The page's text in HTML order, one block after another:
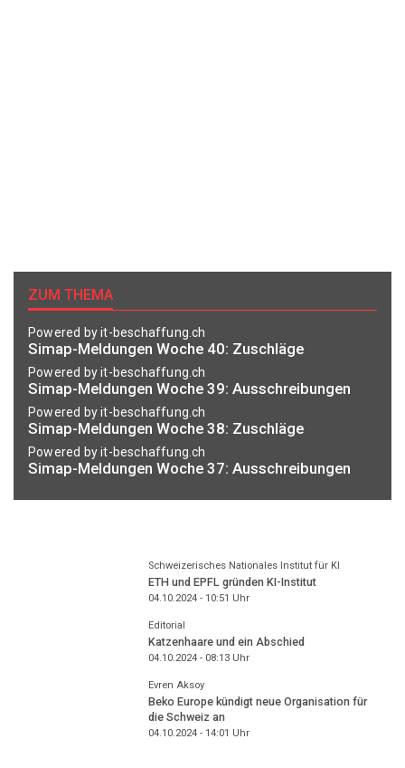
ZUM THEMA
Powered by it-beschaffung.ch
Simap-Meldungen Woche 40: Zuschläge
Powered by it-beschaffung.ch
Simap-Meldungen Woche 39: Ausschreibungen
Powered by it-beschaffung.ch
Simap-Meldungen Woche 38: Zuschläge
Powered by it-beschaffung.ch
Simap-Meldungen Woche 37: Ausschreibungen
Schweizerisches Nationales Institut für KI
ETH und EPFL gründen KI-Institut
04.10.2024 - 10:51 Uhr
Editorial
Katzenhaare und ein Abschied
04.10.2024 - 08:13Uhr
Evren Aksoy
Beko Europe kündigt neue Organisation für
die Schweiz an
04.10.2024 - 14:01 Uhr